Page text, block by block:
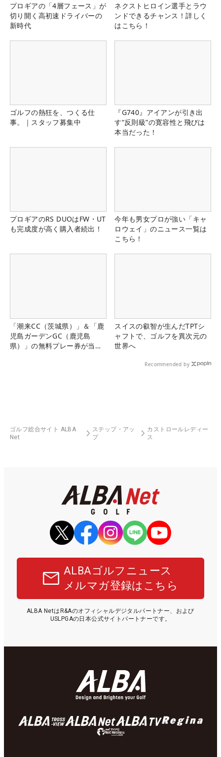
プロギアの「4層フェース」が
切り開く高初速ドライバーの
新時代
ネクストヒロイン選手とラウ
ンドできるチャンス！詳しく
はこちら！
ゴルフの熱狂を、つくる仕
事。｜スタッフ募集中
『G740』アイアンが引き出
す“反則級”の寛容性と飛びは
本当だった！
プロギアのRS DUOはFW・UT
も完成度が高く購入者続出！
今年も男女プロが強い「キャ
ロウェイ」のニュース一覧は
こちら！
「潮来CC（茨城県）」＆「鹿
児島ガーデンGC（鹿児島
県）」の無料プレー券が当た
スイスの叡智が生んだTPTシ
ャフトで、ゴルフを異次元の
世界へ
Recommended by
ゴルフ総合サイト ALBA
Net
ステップ・アッ
プ
カストロールレディー
ス
ALBAゴルフニュース
メルマガ登録はこちら
ALBA NetはR&Aのオフィシャルデジタルパートナー、および
USLPGAの日本公式サイトパートナーです。